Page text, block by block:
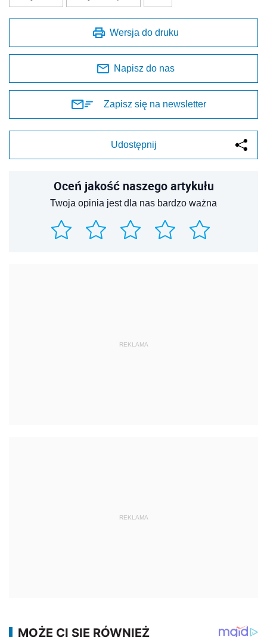
Wersja do druku
Napisz do nas
Zapisz się na newsletter
Udostępnij
Oceń jakość naszego artykułu
Twoja opinia jest dla nas bardzo ważna
REKLAMA
REKLAMA